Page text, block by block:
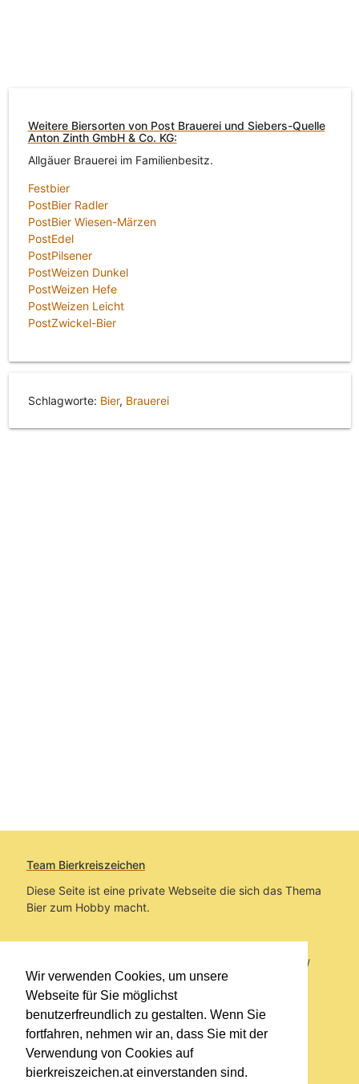
Wir verwenden Cookies, um unsere
Webseite für Sie möglichst
benutzerfreundlich zu gestalten. Wenn Sie
fortfahren, nehmen wir an, dass Sie mit der
Verwendung von Cookies auf
bierkreiszeichen.at einverstanden sind.
Weitere Biersorten von Post Brauerei und Siebers-Quelle
Anton Zinth GmbH & Co. KG:
Allgäuer Brauerei im Familienbesitz.
Festbier
PostBier Radler
PostBier Wiesen-Märzen
PostEdel
PostPilsener
PostWeizen Dunkel
PostWeizen Hefe
PostWeizen Leicht
PostZwickel-Bier
Schlagworte: Bier, Brauerei
Team Bierkreiszeichen
Diese Seite ist eine private Webseite die sich das Thema
Bier zum Hobby macht.
Sie befinden sich auf https://www.bierkreiszeichen.at/
im Pfad:Übers Bier/Biersorten
Erstellt: 2012-08-15
Links